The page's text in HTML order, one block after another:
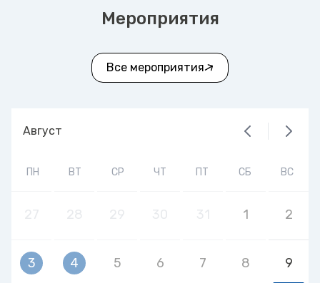
Мероприятия
Все мероприятия
Август
ПН ВТ СР ЧТ ПТ СБ ВС
1 2
3 4 5 6 7 8 9